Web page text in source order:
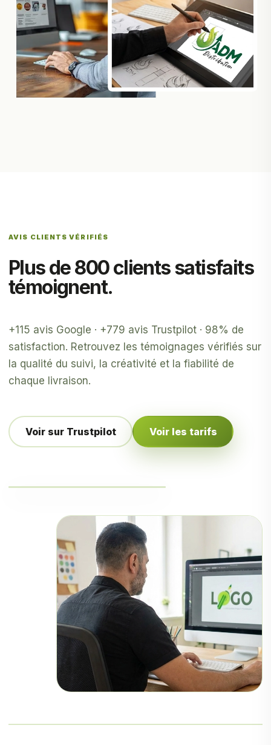
AVIS CLIENTS VÉRIFIÉS
Plus de 800 clients satisfaits
témoignent.
+115 avis Google · +779 avis Trustpilot · 98% de
satisfaction. Retrouvez les témoignages vérifiés sur
la qualité du suivi, la créativité et la fiabilité de
chaque livraison.
Voir sur Trustpilot Voir les tarifs